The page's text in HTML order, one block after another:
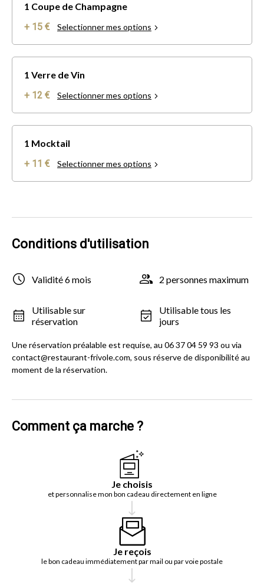
1 Coupe de Champagne
+ 15 €
Selectionner mes options
1 Verre de Vin
+ 12 €
Selectionner mes options
1 Mocktail
+ 11 €
Selectionner mes options
Conditions d'utilisation
Validité 6 mois 2 personnes maximum
Utilisable sur
réservation
Utilisable tous les
jours
Une réservation préalable est requise, au 06 37 04 59 93 ou via
contact@restaurant-frivole.com, sous réserve de disponibilité au
moment de la réservation.
Comment ça marche ?
Je choisis
et personnalise mon bon cadeau directement en ligne
Je reçois
le bon cadeau immédiatement par mail ou par voie postale